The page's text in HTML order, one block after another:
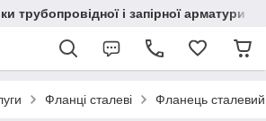
трубопровідної і запірної арматури
Фланці сталеві Фланець